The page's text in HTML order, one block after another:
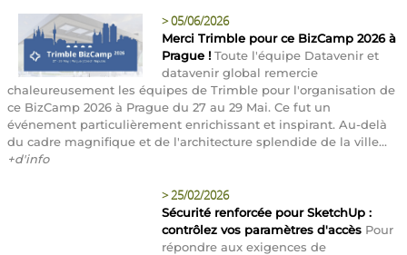
>05/06/2026
Merci Trimble pour ce BizCamp 2026 à
Prague ! Toute l'équipe Datavenir et
datavenir global remercie
chaleureusement les équipes de Trimble pour l'organisation de
ce BizCamp 2026 à Prague du 27 au 29 Mai. Ce fut un
événement particulièrement enrichissant et inspirant. Au-delà
du cadre magnifique et de l'architecture splendide de la ville...
+d'info
>25/02/2026
Sécurité renforcée pour SketchUp :
contrôlez vos paramètres d'accès Pour
répondre aux exigences de